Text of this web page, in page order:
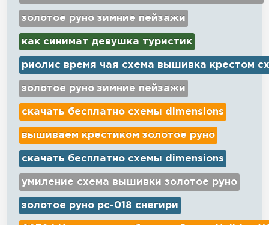
золотое руно зимние пейзажи
как синимат девушка туристик
риолис время чая схема вышивка крестом
золотое руно зимние пейзажи
скачать бесплатно схемы dimensions
вышиваем крестиком золотое руно
скачать бесплатно схемы dimensions
умиление схема вышивки золотое руно
золотое руно рс-018 снегири